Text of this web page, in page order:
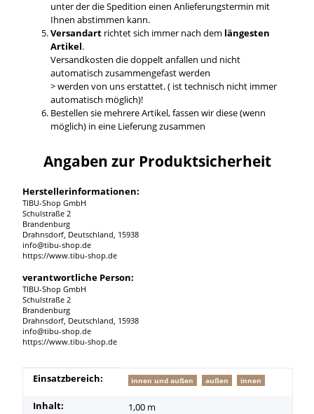
unter der die Spedition einen Anlieferungstermin mit
Ihnen abstimmen kann.
Versandartrichtet sich immer nach dem längesten
Artikel.
Versandkosten die doppelt anfallen und nicht
automatisch zusammengefast werden
> werden von uns erstattet. ( ist technisch nicht immer
automatisch möglich)!
Bestellen sie mehrere Artikel, fassen wir diese (wenn
möglich) in eine Lieferung zusammen
Angaben zur Produktsicherheit
Herstellerinformationen:
TIBU-Shop GmbH
Schulstraße 2
Brandenburg
Drahnsdorf, Deutschland, 15938
info@tibu-shop.de
https://www.tibu-shop.de
verantwortliche Person:
TIBU-Shop GmbH
Schulstraße 2
Brandenburg
Drahnsdorf, Deutschland, 15938
info@tibu-shop.de
https://www.tibu-shop.de
Produkteigenschaft
Wert
Einsatzbereich: innen und außen außen innen
Inhalt: 1,00 m